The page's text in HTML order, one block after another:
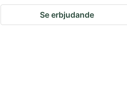
Se erbjudande